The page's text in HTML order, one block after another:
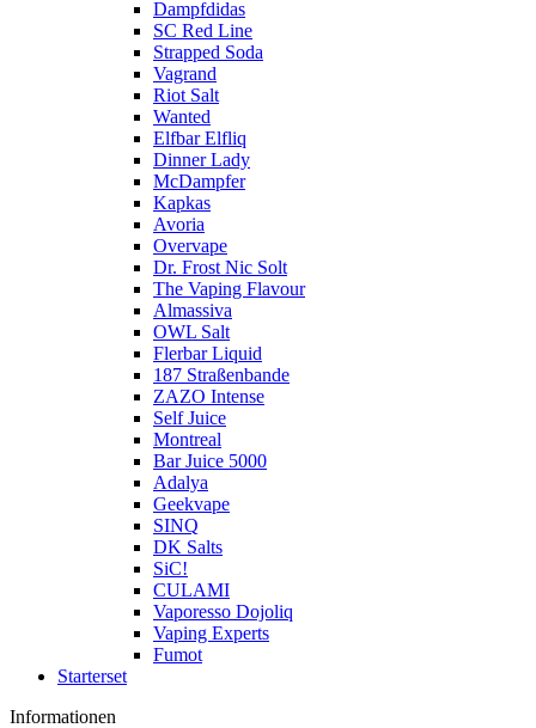
Dampfdidas
SC Red Line
Strapped Soda
Vagrand
Riot Salt
Wanted
Elfbar Elfliq
Dinner Lady
McDampfer
Kapkas
Avoria
Overvape
Dr. Frost Nic Solt
The Vaping Flavour
Almassiva
OWL Salt
Flerbar Liquid
187 Straßenbande
ZAZO Intense
Self Juice
Montreal
Bar Juice 5000
Adalya
Geekvape
SINQ
DK Salts
SiC!
CULAMI
Vaporesso Dojoliq
Vaping Experts
Fumot
Starterset
Informationen